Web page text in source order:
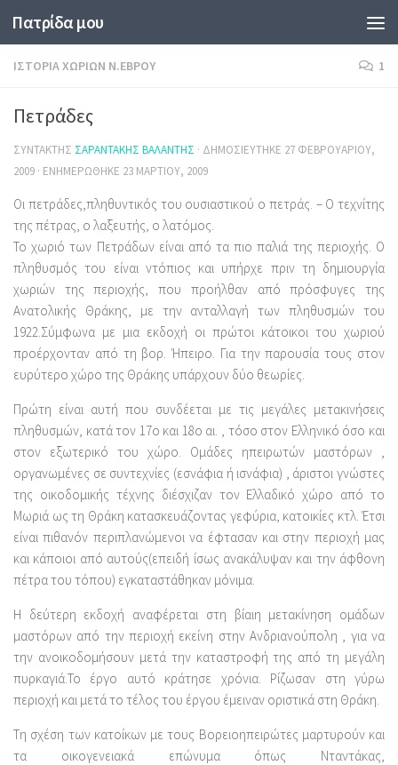
Skip to content
Πατρίδα μου
ΙΣΤΟΡΊΑ ΧΩΡΙΏΝ Ν.ΈΒΡΟΥ 1
Πετράδες
ΣΥΝΤΆΚΤΗΣ ΣΑΡΑΝΤΆΚΗΣ ΒΑΛΆΝΤΗΣ · ΔΗΜΟΣΙΕΎΤΗΚΕ 27 ΦΕΒΡΟΥΑΡΊΟΥ,
2009 · ΕΝΗΜΕΡΏΘΗΚΕ 23 ΜΑΡΤΊΟΥ, 2009
Οι πετράδες,πληθυντικός του ουσιαστικού ο πετράς. – Ο τεχνίτης
της πέτρας, ο λαξευτής, ο λατόμος.
Το χωριό των Πετράδων είναι από τα πιο παλιά της περιοχής. Ο
πληθυσμός του είναι ντόπιος και υπήρχε πριν τη δημιουργία
χωριών της περιοχής, που προήλθαν από πρόσφυγες της
Ανατολικής Θράκης, με την ανταλλαγή των πληθυσμών του
1922.Σύμφωνα με μια εκδοχή οι πρώτοι κάτοικοι του χωριού
προέρχονταν από τη βορ. Ήπειρο. Για την παρουσία τους στον
ευρύτερο χώρο της Θράκης υπάρχουν δύο θεωρίες.
Πρώτη είναι αυτή που συνδέεται με τις μεγάλες μετακινήσεις
πληθυσμών, κατά τον 17ο και 18ο αι. , τόσο στον Ελληνικό όσο και
στον εξωτερικό του χώρο. Ομάδες ηπειρωτών μαστόρων ,
οργανωμένες σε συντεχνίες (εσνάφια ή ισνάφια) , άριστοι γνώστες
της οικοδομικής τέχνης διέσχιζαν τον Ελλαδικό χώρο από το
Μωριά ως τη Θράκη κατασκευάζοντας γεφύρια, κατοικίες κτλ. Έτσι
είναι πιθανόν περιπλανώμενοι να έφτασαν και στην περιοχή μας
και κάποιοι από αυτούς(επειδή ίσως ανακάλυψαν και την άφθονη
πέτρα του τόπου) εγκαταστάθηκαν μόνιμα.
Η δεύτερη εκδοχή αναφέρεται στη βίαιη μετακίνηση ομάδων
μαστόρων από την περιοχή εκείνη στην Ανδριανούπολη , για να
την ανοικοδομήσουν μετά την καταστροφή της από τη μεγάλη
πυρκαγιά.Το έργο αυτό κράτησε χρόνια. Ρίζωσαν στη γύρω
περιοχή και μετά το τέλος του έργου έμειναν οριστικά στη Θράκη.
Tη σχέση των κατοίκων με τους Βορειοηπειρώτες μαρτυρούν και
τα οικογενειακά επώνυμα όπως Νταντάκας,